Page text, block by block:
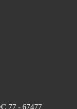
77 - 67477